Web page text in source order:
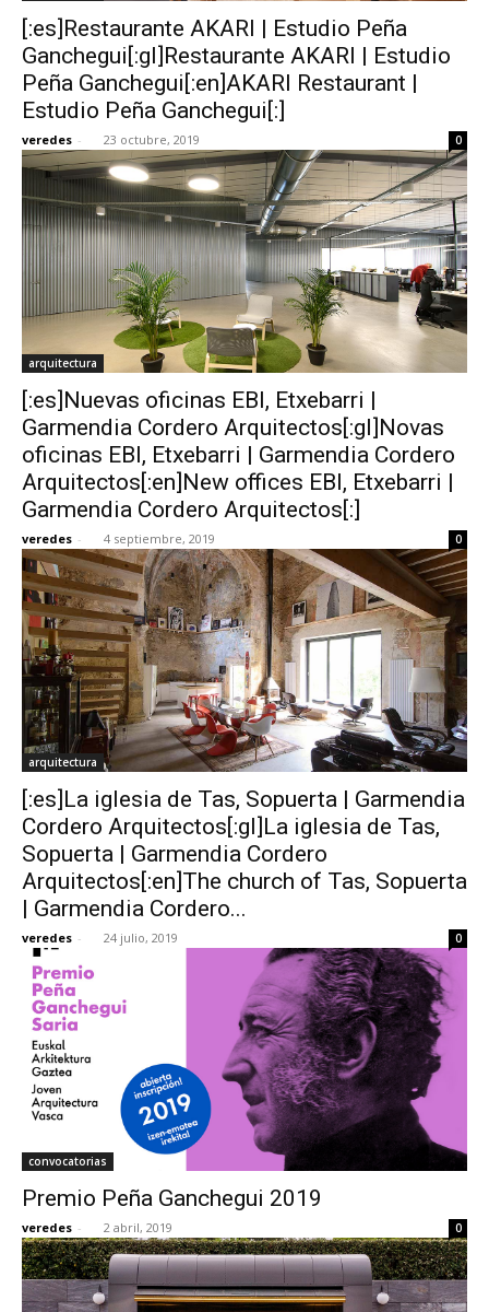
[:es]Restaurante AKARI | Estudio Peña
Ganchegui[:gl]Restaurante AKARI | Estudio
Peña Ganchegui[:en]AKARI Restaurant |
Estudio Peña Ganchegui[:]
veredes - 23 octubre, 2019 0
arquitectura
[:es]Nuevas oficinas EBI, Etxebarri |
Garmendia Cordero Arquitectos[:gl]Novas
oficinas EBI, Etxebarri | Garmendia Cordero
Arquitectos[:en]New offices EBI, Etxebarri |
Garmendia Cordero Arquitectos[:]
veredes - 4 septiembre, 2019 0
arquitectura
[:es]La iglesia de Tas, Sopuerta | Garmendia
Cordero Arquitectos[:gl]La iglesia de Tas,
Sopuerta | Garmendia Cordero
Arquitectos[:en]The church of Tas, Sopuerta
| Garmendia Cordero...
veredes - 24 julio, 2019 0
convocatorias
Premio Peña Ganchegui 2019
veredes - 2 abril, 2019 0